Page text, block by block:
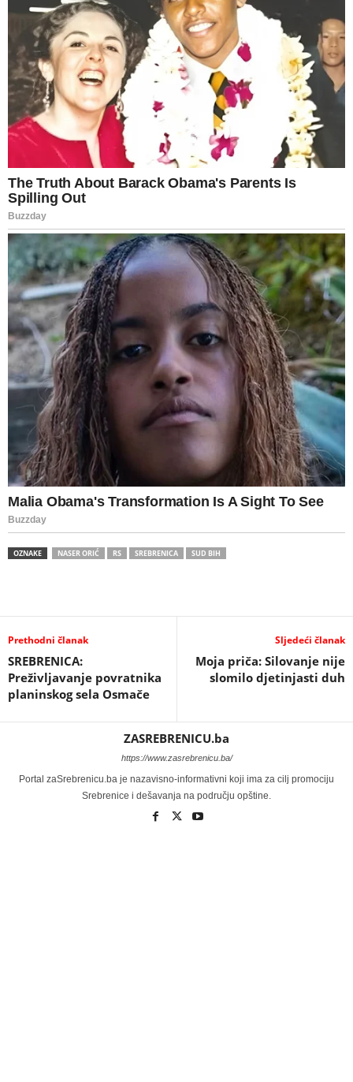
OZNAKE NASER ORIĆ RS SREBRENICA SUD BIH
Prethodni članak
SREBRENICA:
Preživljavanje povratnika
planinskog sela Osmače
Sljedeći članak
Moja priča: Silovanje nije
slomilo djetinjasti duh
ZASREBRENICU.ba
https://www.zasrebrenicu.ba/
Portal zaSrebrenicu.ba je nazavisno-informativni koji ima za cilj promociju
Srebrenice i dešavanja na području opštine.